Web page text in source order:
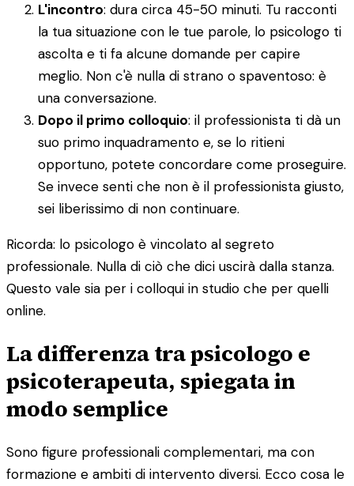
L'incontro: dura circa 45-50 minuti. Tu racconti
la tua situazione con le tue parole, lo psicologo ti
ascolta e ti fa alcune domande per capire
meglio. Non c'è nulla di strano o spaventoso: è
una conversazione.
Dopo il primo colloquio: il professionista ti dà un
suo primo inquadramento e, se lo ritieni
opportuno, potete concordare come proseguire.
Se invece senti che non è il professionista giusto,
sei liberissimo di non continuare.
Ricorda: lo psicologo è vincolato al segreto
professionale. Nulla di ciò che dici uscirà dalla stanza.
Questo vale sia per i colloqui in studio che per quelli
online.
La differenza tra psicologo e
psicoterapeuta, spiegata in
modo semplice
Sono figure professionali complementari, ma con
formazione e ambiti di intervento diversi. Ecco cosa le